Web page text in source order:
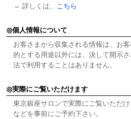
→ 詳しくは、
こちら
個人情報について
お客さまから収集される情報は、お
的とする用途以外には、決して開示
法で利用することはありません。
実際にご覧いただけます
東京銀座サロンで実際にご覧いただ
などを事前にご予約下さい。